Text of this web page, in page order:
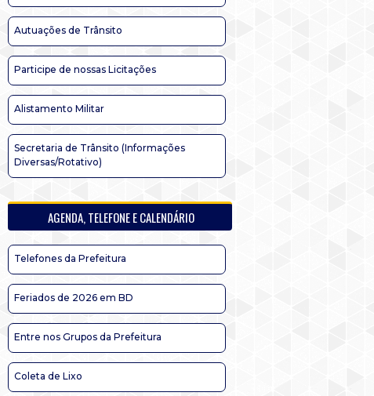
Autuações de Trânsito
Participe de nossas Licitações
Alistamento Militar
Secretaria de Trânsito (Informações
Diversas/Rotativo)
AGENDA, TELEFONE E CALENDÁRIO
Telefones da Prefeitura
Feriados de 2026 em BD
Entre nos Grupos da Prefeitura
Coleta de Lixo